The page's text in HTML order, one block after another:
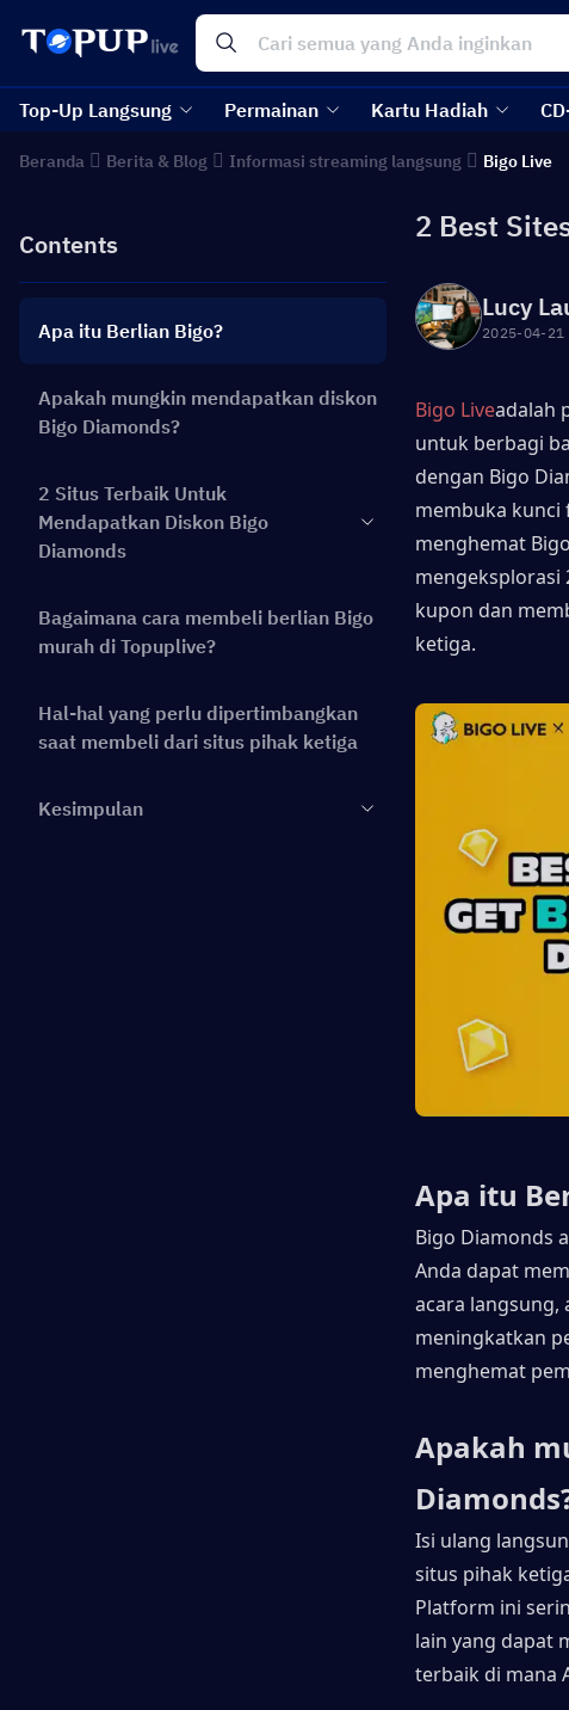
Top-Up Langsung Permainan Kartu Hadiah
Beranda Berita & Blog Informasi streaming langsung Bigo Live
Contents
Apa itu Berlian Bigo?
Apakah mungkin mendapatkan diskon
Bigo Diamonds?
2 Situs Terbaik Untuk
Mendapatkan Diskon Bigo
Diamonds
Bagaimana cara membeli berlian Bigo
murah di Topuplive?
Hal-hal yang perlu dipertimbangkan
saat membeli dari situs pihak ketiga
Kesimpulan
2 Best
Lucy
2025-04-21
Bigo Liveadalah
untuk berbagi
dengan Bigo
membuka kunci
menghemat
mengeksplorasi
kupon dan
ketiga.
Apa itu
Bigo Diamonds
Anda dapat
acara
meningkatkan
menghemat
Apakah
Isi ulang
situs pihak
Platform ini
lain yang dapat
terbaik di mana